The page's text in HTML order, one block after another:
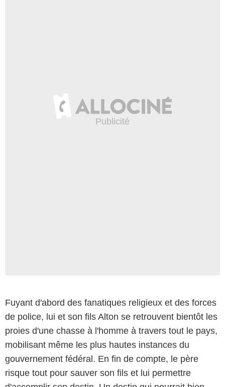
Fuyant d'abord des fanatiques religieux et des forces
de police, lui et son fils Alton se retrouvent bientôt les
proies d'une chasse à l'homme à travers tout le pays,
mobilisant même les plus hautes instances du
gouvernement fédéral. En fin de compte, le père
risque tout pour sauver son fils et lui permettre